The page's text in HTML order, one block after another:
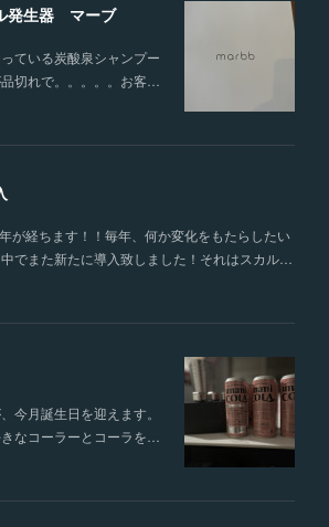
発生器 マーブ
ている炭酸泉シャンプー
切れで。。。。。お客…
が経ちます！！毎年、何か変化をもたらしたい
でまた新たに導入致しました！それはスカル…
今月誕生日を迎えます。
なコーラーとコーラを…